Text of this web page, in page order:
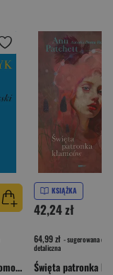
Nokturn śródziemnomorski
KSIĄŻKA
42,24 zł
64,99 zł - sugerowana cena
detaliczna